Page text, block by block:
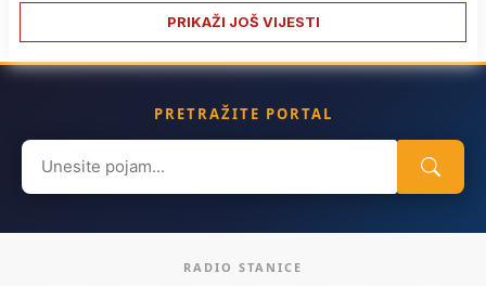
PRIKAŽI JOŠ VIJESTI
PRETRAŽITE PORTAL
Search
for:
RADIO STANICE